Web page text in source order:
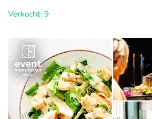
Verkocht: 9